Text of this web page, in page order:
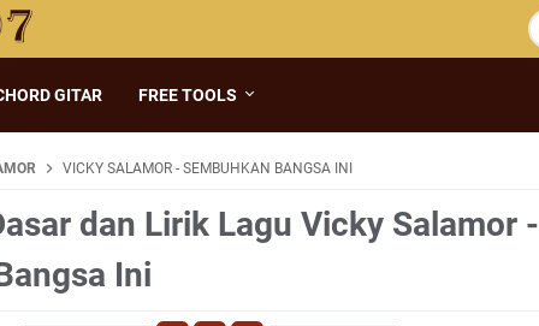
GITAR FREE TOOLS
VICKY SALAMOR - SEMBUHKAN BANGSA INI
dan Lirik Lagu Vicky Salamor -
Ini